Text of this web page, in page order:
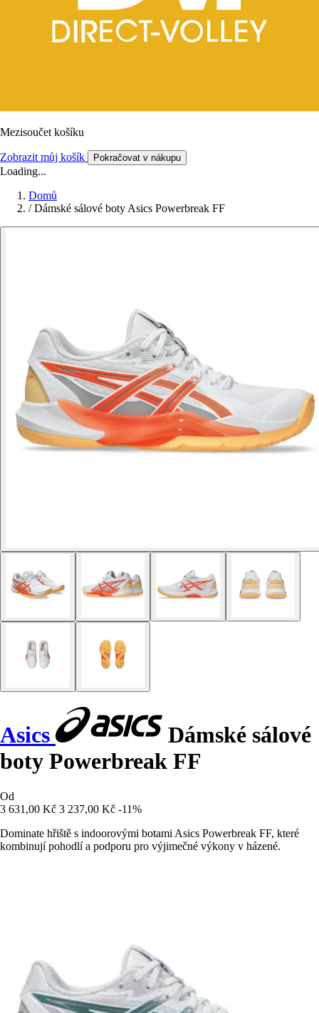
Mezisoučet košíku
Zobrazit můj košík Pokračovat v nákupu
Loading...
Domů
/ Dámské sálové boty Asics Powerbreak FF
Asics
Dámské sálové
boty Powerbreak FF
Od
3 631,00 Kč 3 237,00 Kč -11%
Dominate hřiště s indoorovými botami Asics Powerbreak FF, které
kombinují pohodlí a podporu pro výjimečné výkony v házené.